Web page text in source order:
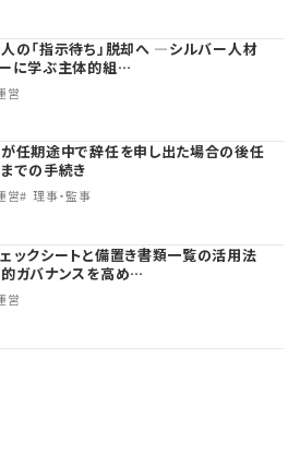
の「指示待ち」脱却へ ―シルバー人材
に学ぶ主体的組…
営
任期途中で辞任を申し出た場合の後任
での手続き
営 理事・監事
ックシートと備置き書類一覧の活用法
ガバナンスを高め…
営